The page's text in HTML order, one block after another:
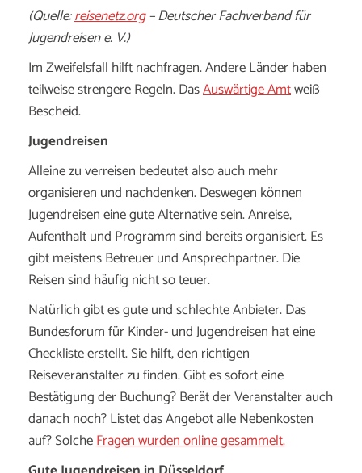
(Quelle:reisenetz.org– Deutscher Fachverband für
Jugendreisen e. V.)
Im Zweifelsfall hilft nachfragen. Andere Länder haben
teilweise strengere Regeln. DasAuswärtige Amtweiß
Bescheid.
Jugendreisen
Alleine zu verreisen bedeutet also auch mehr
organisieren und nachdenken. Deswegen können
Jugendreisen eine gute Alternative sein. Anreise,
Aufenthalt und Programm sind bereits organisiert. Es
gibt meistens Betreuer und Ansprechpartner. Die
Reisen sind häufig nicht so teuer.
Natürlich gibt es gute und schlechte Anbieter. Das
Bundesforum für Kinder- und Jugendreisen hat eine
Checkliste erstellt. Sie hilft, den richtigen
Reiseveranstalter zu finden. Gibt es sofort eine
Bestätigung der Buchung? Berät der Veranstalter auch
danach noch? Listet das Angebot alle Nebenkosten
auf? SolcheFragen wurden online gesammelt.